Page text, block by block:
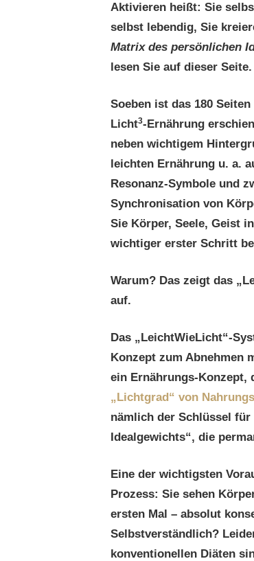
Aktivieren heißt: Sie
selbst lebendig, Sie
Matrix des persönlichen
lesen Sie auf dieser Seite.
Soeben ist das 180
Licht3-Ernährung
neben wichtigem
leichten Ernährung u. a.
Resonanz-Symbole und
Synchronisation von
Sie Körper, Seele, Geist
wichtiger erster Schritt
Warum? Das zeigt das
auf.
Das „LeichtWieLicht“-
Konzept zum Abnehmen
ein Ernährungs-Konzept,
„Lichtgrad“ von
nämlich der Schlüssel
Idealgewichts“, die
Eine der wichtigsten
Prozess: Sie sehen
ersten Mal – absolut
Selbstverständlich?
konventionellen Diäten